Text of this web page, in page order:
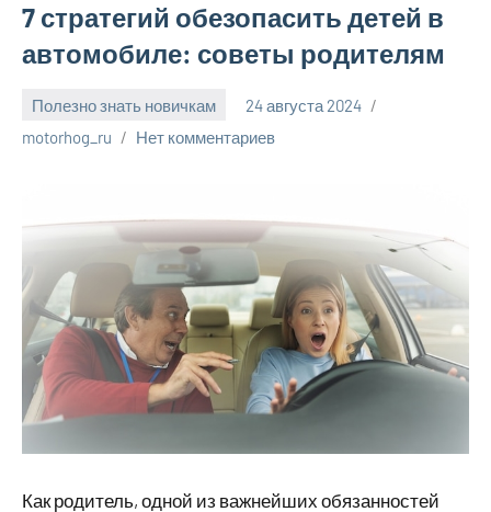
7 стратегий обезопасить детей в
автомобиле: советы родителям
Полезно знать новичкам
24 августа 2024
motorhog_ru
Нет комментариев
Как родитель, одной из важнейших обязанностей